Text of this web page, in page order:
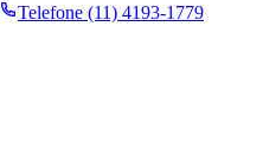
Telefone (11) 4193-1779